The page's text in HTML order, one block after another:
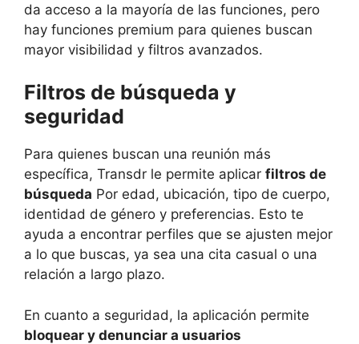
da acceso a la mayoría de las funciones, pero
hay funciones premium para quienes buscan
mayor visibilidad y filtros avanzados.
Filtros de búsqueda y
seguridad
Para quienes buscan una reunión más
específica, Transdr le permite aplicar filtros de
búsqueda Por edad, ubicación, tipo de cuerpo,
identidad de género y preferencias. Esto te
ayuda a encontrar perfiles que se ajusten mejor
a lo que buscas, ya sea una cita casual o una
relación a largo plazo.
En cuanto a seguridad, la aplicación permite
bloquear y denunciar a usuarios